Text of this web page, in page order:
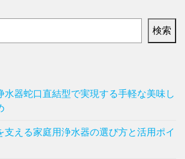
検索
水器蛇口直結型で実現する手軽な美味し
支える家庭用浄水器の選び方と活用ポイ